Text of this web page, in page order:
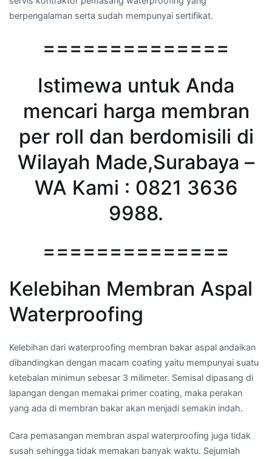
berpengalaman serta sudah mempunyai sertifikat.
==============
Istimewa untuk Anda
mencari harga membran
per roll dan berdomisili di
Wilayah Made,Surabaya –
WA Kami : 0821 3636
9988.
==============
Kelebihan Membran Aspal
Waterproofing
Kelebihan dari waterproofing membran bakar aspal andaikan
dibandingkan dengan macam coating yaitu mempunyai suatu
ketebalan minimun sebesar 3 milimeter. Semisal dipasang di
lapangan dengan memakai primer coating, maka perakan
yang ada di membran bakar akan menjadi semakin indah.
Cara pemasangan membran aspal waterproofing juga tidak
susah sehingga tidak memakan banyak waktu. Sejumlah